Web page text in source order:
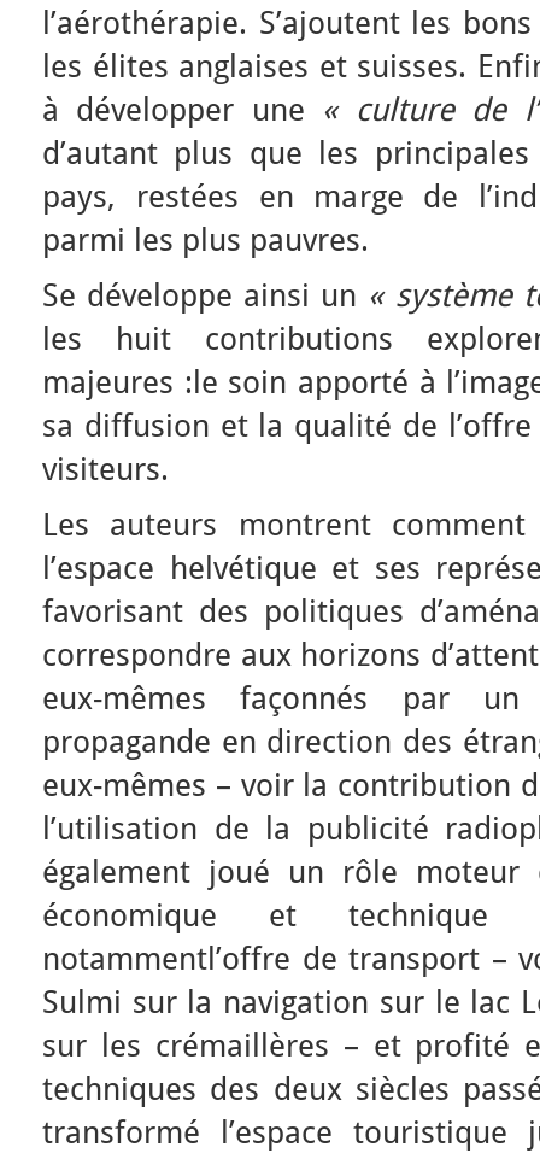
l’aérothérapie. S’ajoutent les
les élites anglaises et suisses.
à développer une « culture de
d’autant plus que les
pays, restées en marge de
parmi les plus pauvres.
Se développe ainsi un « système
les huit contributions
majeures :le soin apporté à
sa diffusion et la qualité de
visiteurs.
Les auteurs montrent
l’espace helvétique et ses
favorisant des politiques
correspondre aux horizons
eux-mêmes façonnés par
propagande en direction des
eux-mêmes – voir la contribution
l’utilisation de la publicité
également joué un rôle moteur
économique et
notammentl’offre de transport –
Sulmi sur la navigation sur le lac
sur les crémaillères – et profité
techniques des deux siècles
transformé l’espace touristique